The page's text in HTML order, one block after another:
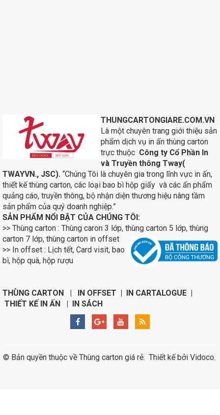
THUNGCARTONGIARE.COM.VN
Là một chuyên trang giới thiệu sản
phẩm dịch vụ in ấn thùng carton
trực thuộc Công ty Cổ Phần In
và Truyền thông Tway(
TWAYVN., JSC). “Chúng Tôi là chuyên gia trong lĩnh vực in ấn,
thiết kế thùng carton, các loại bao bì hộp giấy và các ấn phẩm
quảng cáo, truyền thông, bộ nhận diện thương hiệu nâng tầm
sản phẩm của quý doanh nghiệp.”
SẢN PHẨM NỔI BẬT CỦA CHÚNG TÔI:
>> Thùng carton : Thùng caron 3 lớp, thùng carton 5 lớp, thùng
carton 7 lớp, thùng carton in offset
>> In offset : Lịch tết, Card visit, bao
bì, hộp quà, hộp rượu
THÙNG CARTON | IN OFFSET | IN CARTALOGUE |
THIẾT KẾ IN ẤN | IN SÁCH
© Bản quyền thuộc về Thùng carton giá rẻ. Thiết kế bởi Vidoco.